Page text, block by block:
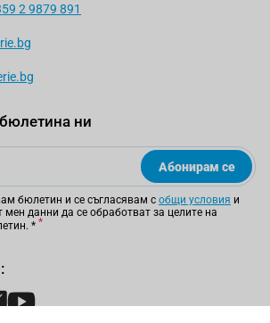
2 9879 891
ни
Абонирам се
бюлетин и се съгласявам с общи условия и
мен данни да се обработват за целите на
*